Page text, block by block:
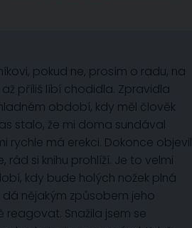
pokud ne, prosím o radu, na
příliš líbí chodidla. Zpravidla
období, kdy měl člověk
stalo, že mi doma sundával
rychle má erekci. Dokonce objevil
si knihu prohlíží. Je to velmi
kdy bude holých nožek plná
dá nějakým způsobem jeho
Snažila jsem se